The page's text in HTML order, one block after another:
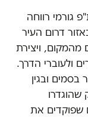
רווחה
דרום העיר
מהמקום, ויצירת
ולעוברי הדרך.
בסמים ובגין
שפוקדים את